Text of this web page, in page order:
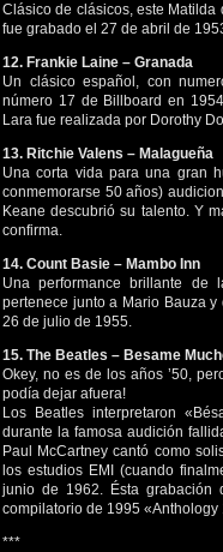
Clásico de clásicos, este
fue grabado el 27 de abril de
12. Frankie Laine – Granada
Un clásico español, con
número 17 de Billboard en
Lara fue realizada por Dorothy
13. Ritchie Valens – Malagueña
Una corta vida para una gran
conmemorarse 50 años)
Keane descubrió su talento. Y
confirma.
14. Count Basie – Mambo Inn
Una performance brillante de
pertenece junto a Mario Bauza y
26 de julio de 1955.
15. The Beatles – Besame
Okey, no es de los años ’50,
podía dejar afuera!
Los Beatles interpretaron
durante la famosa audición
Paul McCartney cantó como
los estudios EMI (cuando
junio de 1962. Ésta grabación
compilatorio de 1995 «Anthology
***